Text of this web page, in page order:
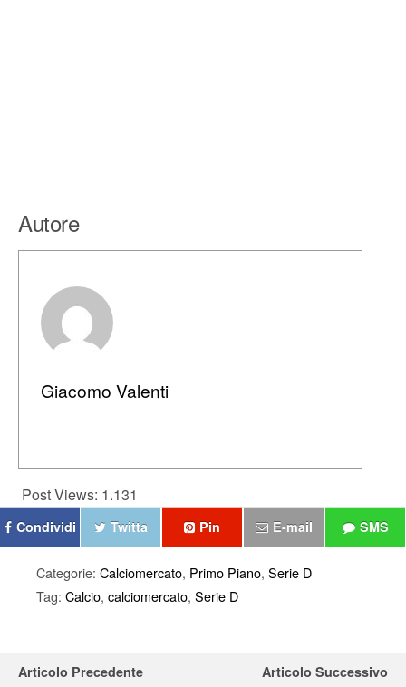
Autore
Giacomo Valenti
Post Views: 1.131
Condividi Twitta Pin E-mail SMS
Categorie: Calciomercato, Primo Piano, Serie D
Tag: Calcio, calciomercato, Serie D
Articolo Precedente Articolo Successivo